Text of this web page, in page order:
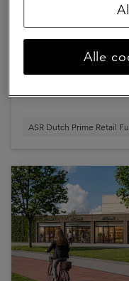
Kim
ASR Dutch Prime Retail
Alle